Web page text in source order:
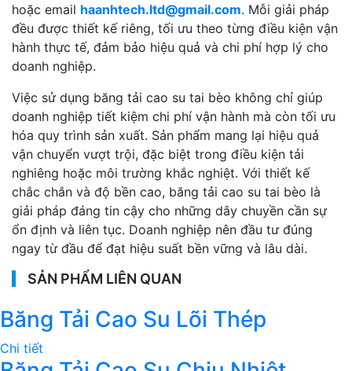
hoặc email haanhtech.ltd@gmail.com. Mỗi giải pháp
đều được thiết kế riêng, tối ưu theo từng điều kiện vận
hành thực tế, đảm bảo hiệu quả và chi phí hợp lý cho
doanh nghiệp.
Việc sử dụng băng tải cao su tai bèo không chỉ giúp
doanh nghiệp tiết kiệm chi phí vận hành mà còn tối ưu
hóa quy trình sản xuất. Sản phẩm mang lại hiệu quả
vận chuyển vượt trội, đặc biệt trong điều kiện tải
nghiêng hoặc môi trường khắc nghiệt. Với thiết kế
chắc chắn và độ bền cao, băng tải cao su tai bèo là
giải pháp đáng tin cậy cho những dây chuyền cần sự
ổn định và liên tục. Doanh nghiệp nên đầu tư đúng
ngay từ đầu để đạt hiệu suất bền vững và lâu dài.
SẢN PHẨM LIÊN QUAN
Băng Tải Cao Su Lõi Thép
Chi tiết